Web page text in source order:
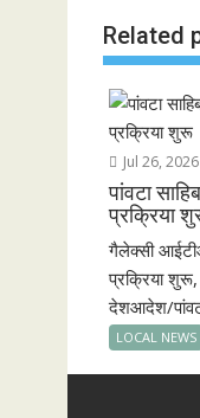
Related
Jul 26, 2026
पांवटा
प्रक्रिया
गैलेक्सी
प्रक्रिया शुरू,
देशआदेश/
LOCAL NEWS